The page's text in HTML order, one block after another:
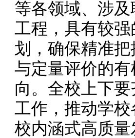
等各领域、涉
工程，具有较
划，确保精准
与定量评价的
向。全校上下
工作，推动学
校内涵式高质